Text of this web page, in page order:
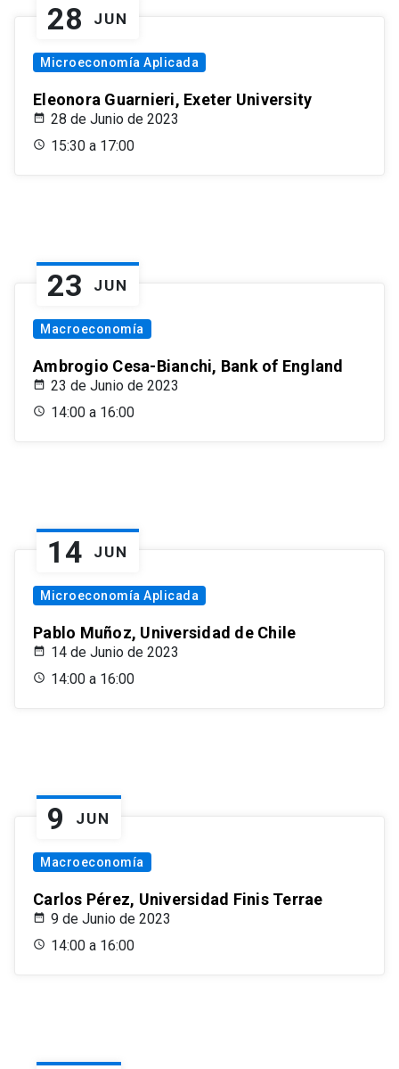
28 JUN
Microeconomía Aplicada
Eleonora Guarnieri, Exeter University
28 de Junio de 2023
15:30 a 17:00
23 JUN
Macroeconomía
Ambrogio Cesa-Bianchi, Bank of England
23 de Junio de 2023
14:00 a 16:00
14 JUN
Microeconomía Aplicada
Pablo Muñoz, Universidad de Chile
14 de Junio de 2023
14:00 a 16:00
9 JUN
Macroeconomía
Carlos Pérez, Universidad Finis Terrae
9 de Junio de 2023
14:00 a 16:00